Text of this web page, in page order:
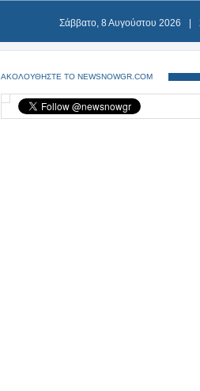
Σάββατο, 8 Αυγούστου 2026
ΑΚΟΛΟΥΘΗΣΤΕ ΤΟ NEWSNOWGR.COM